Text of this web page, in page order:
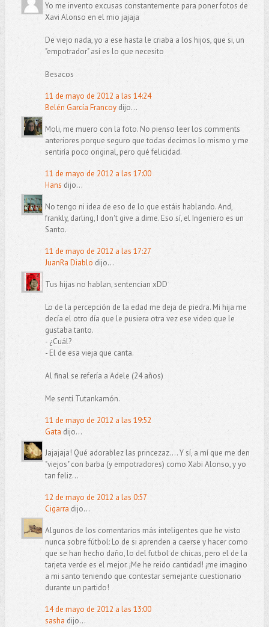
Yo me invento excusas constantemente para poner fotos de
Xavi Alonso en el mio jajaja
De viejo nada, yo a ese hasta le criaba a los hijos, que si, un
"empotrador" así es lo que necesito
Besacos
11 de mayo de 2012 a las 14:24
Belén García Francoydijo...
Moli, me muero con la foto. No pienso leer los comments
anteriores porque seguro que todas decimos lo mismo y me
sentiría poco original, pero qué felicidad.
11 de mayo de 2012 a las 17:00
Hans dijo...
No tengo ni idea de eso de lo que estáis hablando. And,
frankly, darling, I don't give a dime. Eso sí, el Ingeniero es un
Santo.
11 de mayo de 2012 a las 17:27
JuanRa Diablo dijo...
Tus hijas no hablan, sentencian xDD
Lo de la percepción de la edad me deja de piedra. Mi hija me
decía el otro día que le pusiera otra vez ese video que le
gustaba tanto.
- ¿Cuál?
- El de esa vieja que canta.
Al final se refería a Adele (24 años)
Me sentí Tutankamón.
11 de mayo de 2012 a las 19:52
Gata dijo...
Jajajaja! Qué adorablez las princezaz.... Y sí, a mí que me den
"viejos" con barba (y empotradores) como Xabi Alonso, y yo
tan feliz...
12 de mayo de 2012 a las 0:57
Cigarra dijo...
Algunos de los comentarios más inteligentes que he visto
nunca sobre fútbol: Lo de si aprenden a caerse y hacer como
que se han hecho daño, lo del futbol de chicas, pero el de la
tarjeta verde es el mejor. ¡Me he reido cantidad! ¡me imagino
a mi santo teniendo que contestar semejante cuestionario
durante un partido!
14 de mayo de 2012 a las 13:00
sasha dijo...